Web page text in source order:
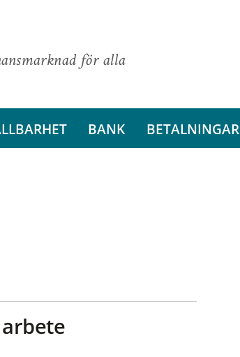
för alla
BANK BETALNINGAR